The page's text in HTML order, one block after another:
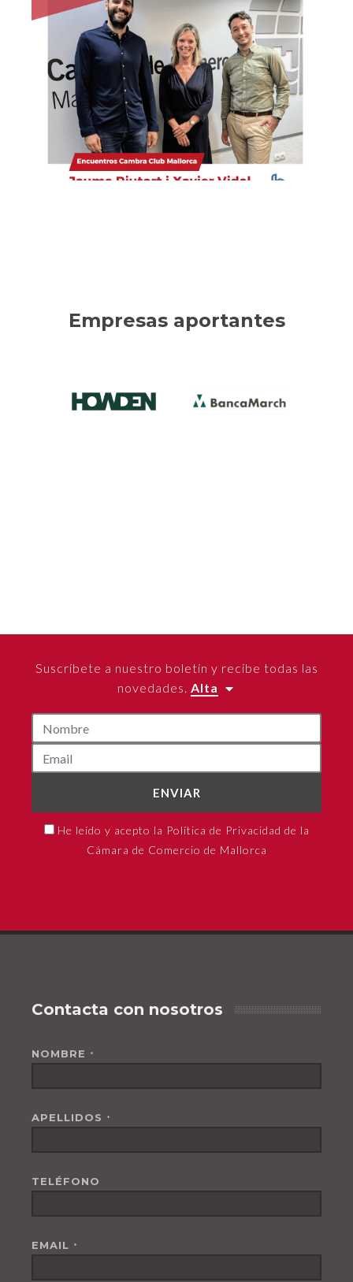
Habítium
Empresa líder en decoración, reformas y mobiliario
online. Ha sabido innovar en un sector tradicional,
consolidando un crecimiento sostenible.
Ver la entrevista
Empresas aportantes
Suscríbete a nuestro boletín y recibe todas las
novedades. Alta
ENVIAR
He leído y acepto la Política de Privacidad de la
Cámara de Comercio de Mallorca
Contacta con nosotros
NOMBRE *
APELLIDOS *
TELÉFONO
EMAIL *